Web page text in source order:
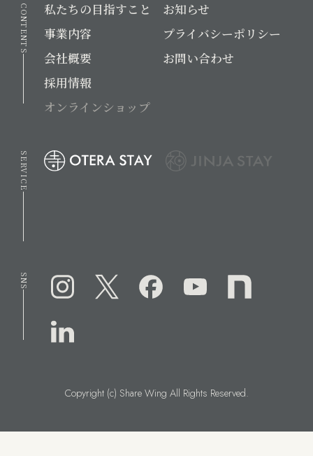
CONTENTS
私たちの目指すこと
事業内容
会社概要
採用情報
オンラインショップ
お知らせ
プライバシーポリシー
お問い合わせ
SERVICE
SNS
Copyright (c) Share Wing All Rights Reserved.